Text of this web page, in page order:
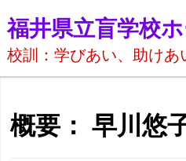
福井県立盲学校
校訓：学びあい、助けあ
概要： 早川悠